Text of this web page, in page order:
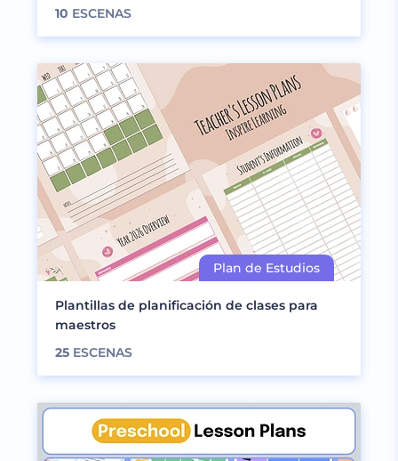
10 ESCENAS
Plantillas de planificación de clases para
maestros
25 ESCENAS